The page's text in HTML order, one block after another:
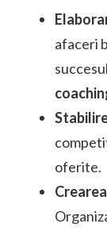
afaceri
oferite.